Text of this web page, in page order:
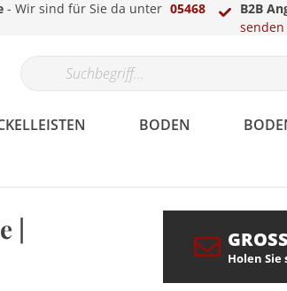
- Wir sind für Sie da unter 05468
B2B
senden
BODEN
Überstreichbar
Fassade
Berliner /
Teppich
LED Stuckleisten
|
Holen